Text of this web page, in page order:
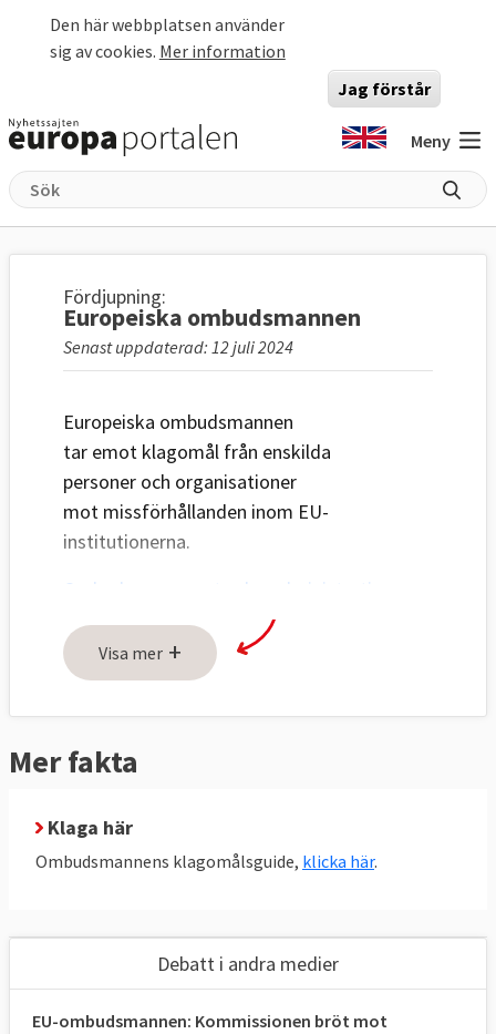
Den här webbplatsen använder
sig av cookies. Mer information
Jag förstår
Meny
Fördjupning:
Europeiska ombudsmannen
Senast uppdaterad: 12 juli 2024
Europeiska ombudsmannen
tar emot klagomål från enskilda
personer och organisationer
mot missförhållanden inom EU-
institutionerna.
Ombudsmannen utreder administrativa
missförhållanden
orättvis behandling
brist på information eller vägran att
onödiga förseningar
Visa mer +
Mer fakta
Klaga här
Ombudsmannens klagomålsguide, klicka här.
Debatt i andra medier
EU-ombudsmannen: Kommissionen bröt mot